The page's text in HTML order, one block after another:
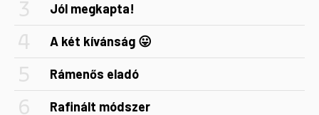
Jól megkapta!
A két kívánság 😛
Rámenős eladó
Rafinált módszer